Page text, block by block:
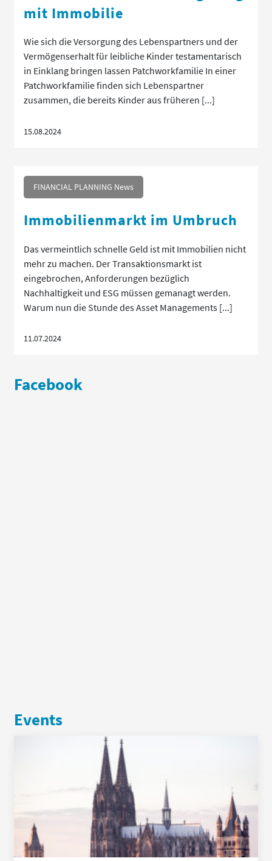
mit Immobilie
Wie sich die Versorgung des Lebenspartners und der
Vermögenserhalt für leibliche Kinder testamentarisch
in Einklang bringen lassen Patchworkfamilie In einer
Patchworkfamilie finden sich Lebenspartner
zusammen, die bereits Kinder aus früheren [...]
15.08.2024
FINANCIAL PLANNING News
Immobilienmarkt im Umbruch
Das vermeintlich schnelle Geld ist mit Immobilien nicht
mehr zu machen. Der Transaktionsmarkt ist
eingebrochen, Anforderungen bezüglich
Nachhaltigkeit und ESG müssen gemanagt werden.
Warum nun die Stunde des Asset Managements [...]
11.07.2024
Facebook
Events